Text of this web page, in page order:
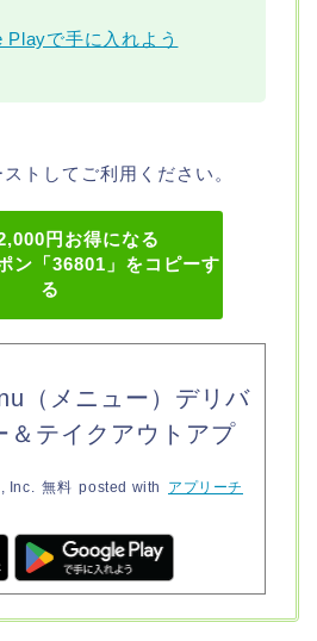
Playで手に入れよう
トしてご利用ください。
円お得になる
ン「36801」をコピーす
る
（メニュー）デリバ
＆テイクアウトアプ
Inc. 無料 posted with アプリーチ